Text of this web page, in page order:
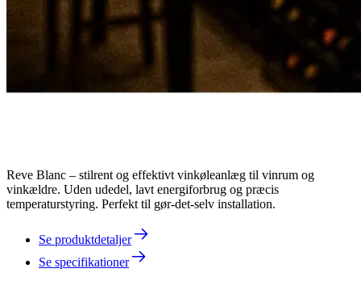
Reve Blanc – stilrent og effektivt vinkøleanlæg til vinrum og
vinkældre. Uden udedel, lavt energiforbrug og præcis
temperaturstyring. Perfekt til gør-det-selv installation.
Se produktdetaljer
Se specifikationer